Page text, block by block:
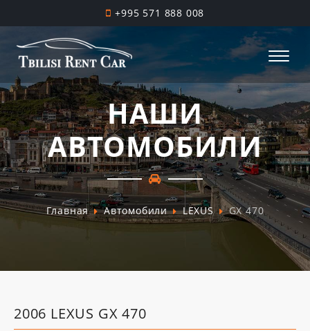
+995 571 888 008
НАШИ
АВТОМОБИЛИ
Главная Автомобили LEXUS GX 470
2006 LEXUS GX 470